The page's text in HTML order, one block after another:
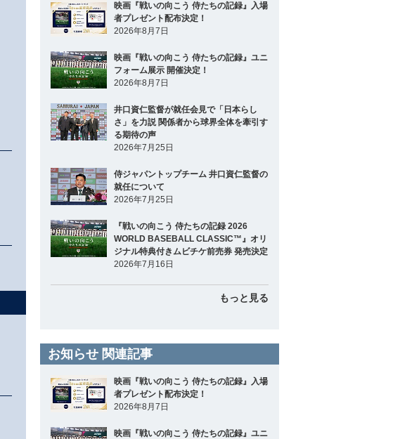
映画『戦いの向こう 侍たちの記録』入場
者プレゼント配布決定！
2026年8月7日
映画『戦いの向こう 侍たちの記録』ユニ
フォーム展示 開催決定！
2026年8月7日
井口資仁監督が就任会見で「日本らし
さ」を力説 関係者から球界全体を牽引す
る期待の声
2026年7月25日
侍ジャパントップチーム 井口資仁監督の
就任について
2026年7月25日
『戦いの向こう 侍たちの記録 2026
WORLD BASEBALL CLASSIC™』オリ
ジナル特典付きムビチケ前売券 発売決定
2026年7月16日
もっと見る
お知らせ 関連記事
映画『戦いの向こう 侍たちの記録』入場
者プレゼント配布決定！
2026年8月7日
映画『戦いの向こう 侍たちの記録』ユニ